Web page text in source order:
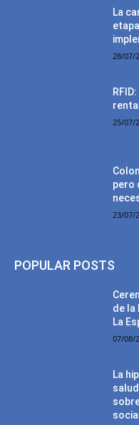
La
28/07/
25/07/
pero
23/07/
POPULAR POSTS
de la
La
07/08/
La